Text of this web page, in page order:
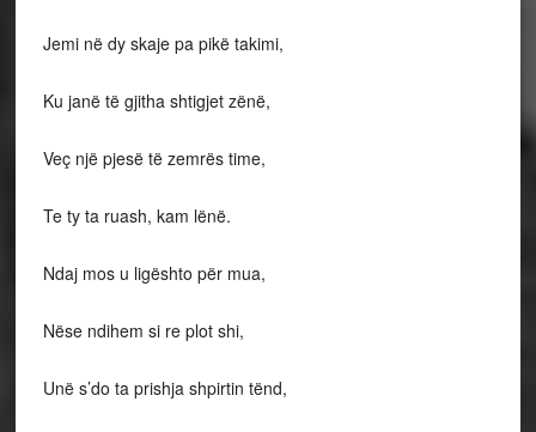
Jemi në dy skaje pa pikë takimi,
Ku janë të gjitha shtigjet zënë,
Veç një pjesë të zemrës time,
Te ty ta ruash, kam lënë.
Ndaj mos u ligështo për mua,
Nëse ndihem si re plot shi,
Unë s’do ta prishja shpirtin tënd,